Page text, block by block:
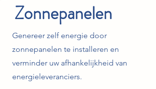
Zonnepanelen
Genereer zelf energie door
zonnepanelen te installeren en
verminder uw afhankelijkheid van
energieleveranciers.